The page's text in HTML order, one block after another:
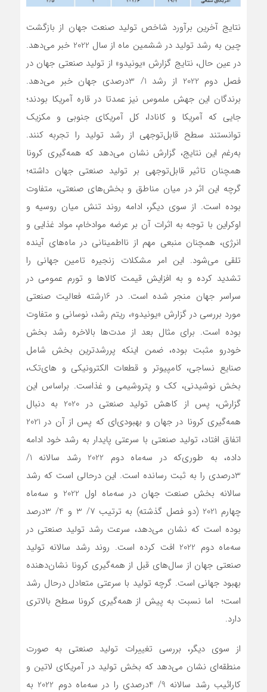
نتایج آخرین برآورد شاخص تولید صنعت جهان از بازگشت
چین به رشد تولید در ششمین ماه از سال 2022 خبر می‌دهد.
در عین حال، نتایج گزارش «یونیدو» از تولید صنعتی جهان در
فصل دوم 2022 از رشد 1/ 3درصدی جهان خبر می‌دهد.
برندگان این جهش ملموس نیز عمدتا در قاره آمریکا بودند؛
جایی که آمریکا و کانادا، کل آمریکای جنوبی و مکزیک
توانستند سطح قابل‌توجهی از رشد تولید را تجربه کنند.
به‌رغم این نتایج، گزارش نشان می‌دهد که همه‌گیری کرونا
همچنان تاثیر قابل‌توجهی بر تولید صنعتی جهان داشته؛
گرچه این اثر در میان مناطق و بخش‌‌‌های صنعتی، متفاوت
بوده است. از سوی دیگر، ادامه روند تنش میان روسیه و
اوکراین با توجه به اثرات آن بر عرضه موادخام، مواد غذایی و
انرژی، همچنان منبعی مهم از نااطمینانی در ماه‌‌‌های آینده
تلقی می‌شود. این امر مشکلات زنجیره تامین جهانی را
تشدید کرده و به افزایش قیمت کالاها و تورم عمومی در
سراسر جهان منجر شده است. در 16رشته فعالیت صنعتی
مورد بررسی در گزارش «یونیدو»، ریتم رشد، نوسانی و متفاوت
بوده است. برای مثال بعد از مدت‌‌‌ها بالاخره رشد بخش
خودرو مثبت بوده، ضمن اینکه پررشدترین بخش شامل
صنایع نساجی، کامپیوتر و قطعات الکترونیکی و های‌تک،
بخش نوشیدنی، کک و پتروشیمی و غذاست. براساس این
گزارش، پس از کاهش تولید صنعتی در 2020 به دنبال
همه‌گیری کرونا در جهان و بهبودی‌ای که پس از آن در 2021
اتفاق افتاد، تولید صنعتی با سرعتی پایدار به رشد خود ادامه
داده، به طوری‌‌‌که در سه‌ماه دوم 2022 رشد سالانه 1/
3درصدی را به ثبت رسانده است. این درحالی است که رشد
سالانه بخش صنعت جهان در سه‌ماه اول 2022 و سه‌ماه
چهارم 2021 (دو فصل گذشته) به ترتیب 7/ 3 و 4/ 3‌درصد
بوده است که نشان می‌دهد، سرعت رشد تولید صنعتی در
سه‌ماه دوم 2022 افت کرده است. روند رشد سالانه تولید
صنعتی جهان از سال‌های قبل از همه‌گیری کرونا نشان‌دهنده
بهبود جهانی است. گرچه تولید با سرعتی متعادل درحال رشد
است؛ اما نسبت به پیش از همه‌گیری کرونا سطح بالاتری
دارد.
از سوی دیگر، بررسی تغییرات تولید صنعتی به صورت
منطقه‌‌‌ای نشان می‌دهد که بخش تولید در آمریکای لاتین و
کارائیب رشد سالانه 9/ 4درصدی را در سه‌ماه دوم 2022 به